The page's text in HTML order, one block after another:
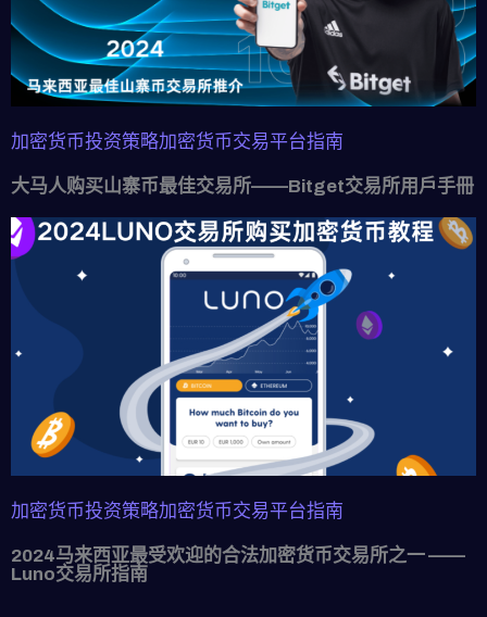
加密货币投资策略加密货币交易平台指南
大马人购买山寨币最佳交易所——Bitget交易所用戶手冊
加密货币投资策略加密货币交易平台指南
2024马来西亚最受欢迎的合法加密货币交易所之一 ——
Luno交易所指南